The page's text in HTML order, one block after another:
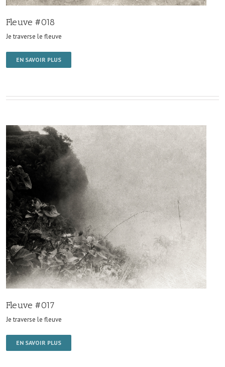
Fleuve #018
Je traverse le fleuve
EN SAVOIR PLUS
Fleuve #017
Je traverse le fleuve
EN SAVOIR PLUS